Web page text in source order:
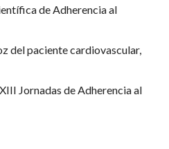
de Adherencia al
del paciente cardiovascular,
Jornadas de Adherencia al